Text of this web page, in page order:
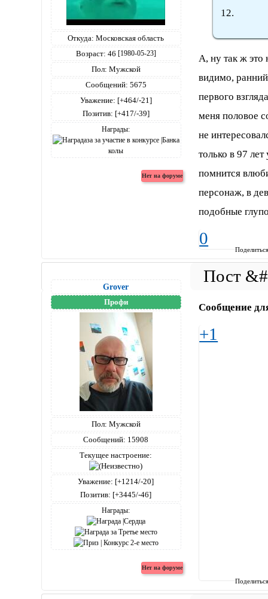
Откуда: Московская область
Возраст: 46 [1980-05-23]
Пол: Мужской
Сообщений: 5675
Уважение: [+464/-21]
Позитив: [+417/-39]
Награды:
12.
А, ну так ж это
видимо,
первого
меня половое
не
только в 97
помнится
персонаж, в
подобные
0
Grover
Профи
Пол: Мужской
Сообщений: 15908
Текущее настроение:
Уважение: [+1214/-20]
Позитив: [+3445/-46]
Награды:
Сообщение
+1